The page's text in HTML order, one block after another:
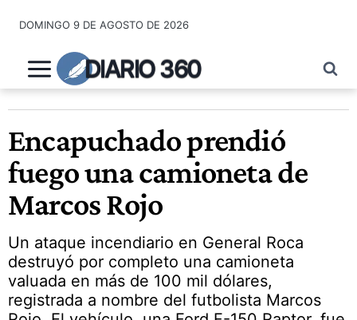
contenido
DOMINGO 9 DE AGOSTO DE 2026
DIARIO 360
Encapuchado prendió
fuego una camioneta de
Marcos Rojo
Un ataque incendiario en General Roca
destruyó por completo una camioneta
valuada en más de 100 mil dólares,
registrada a nombre del futbolista Marcos